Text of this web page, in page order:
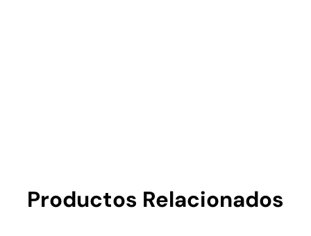
Productos Relacionados